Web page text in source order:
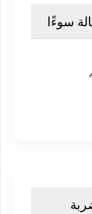
سوءًا